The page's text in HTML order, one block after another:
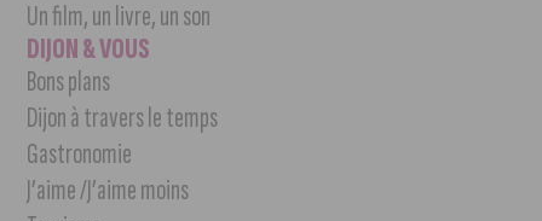
Un film, un livre, un son
DIJON & VOUS
Bons plans
Dijon à travers le temps
Gastronomie
J’aime /J’aime moins